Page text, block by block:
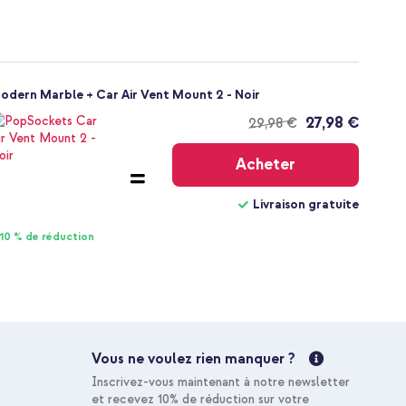
Marble + Car Air Vent Mount 2 - Noir
10 % de réduction
29,98 €
Livraison
27,98 €
Acheter
Livraison gratuite
Vous ne voulez rien manquer ?
Inscrivez-vous maintenant à notre newsletter
et recevez 10% de réduction sur votre